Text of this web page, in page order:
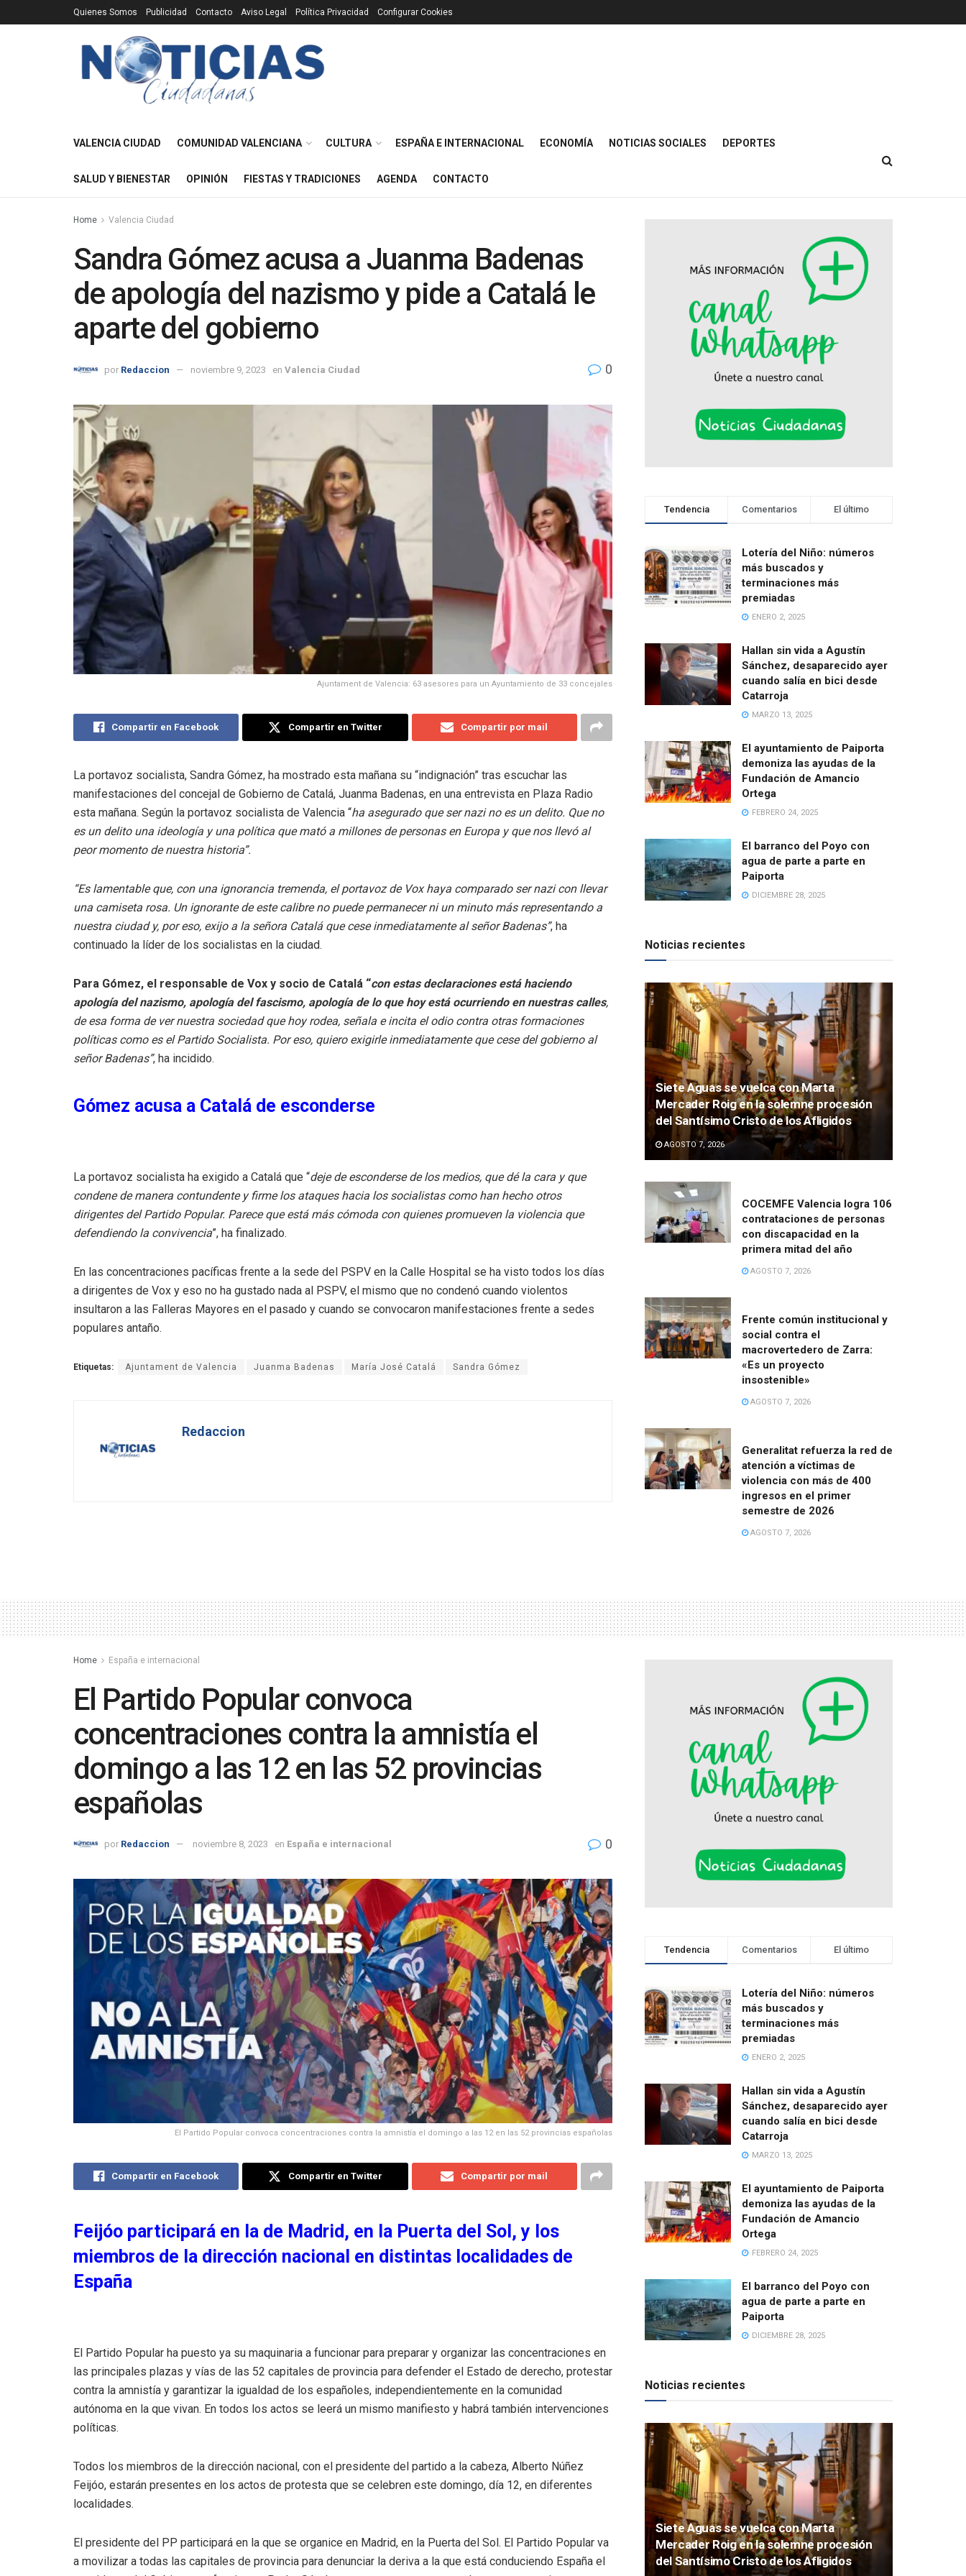
Quienes Somos Publicidad Contacto Aviso Legal Política Privacidad Configurar Cookies
VALENCIA CIUDAD COMUNIDAD VALENCIANA CULTURA ESPAÑA E INTERNACIONAL ECONOMÍA NOTICIAS SOCIALES DEPORTES
SALUD Y BIENESTAR OPINIÓN FIESTAS Y TRADICIONES AGENDA CONTACTO
Home Valencia Ciudad
Sandra Gómez acusa a Juanma Badenas
de apología del nazismo y pide a Catalá le
aparte del gobierno
por Redaccion noviembre 9, 2023 en Valencia Ciudad 0
Ajuntament de Valencia: 63 asesores para un Ayuntamiento de 33 concejales
Compartir en Facebook Compartir en Twitter Compartir por mail
La portavoz socialista, Sandra Gómez, ha mostrado esta mañana su “indignación” tras escuchar las
manifestaciones del concejal de Gobierno de Catalá, Juanma Badenas, en una entrevista en Plaza Radio
esta mañana. Según la portavoz socialista de Valencia “ha asegurado que ser nazi no es un delito. Que no
es un delito una ideología y una política que mató a millones de personas en Europa y que nos llevó al
peor momento de nuestra historia”.
“Es lamentable que, con una ignorancia tremenda, el portavoz de Vox haya comparado ser nazi con llevar
una camiseta rosa. Un ignorante de este calibre no puede permanecer ni un minuto más representando a
nuestra ciudad y, por eso, exijo a la señora Catalá que cese inmediatamente al señor Badenas”, ha
continuado la líder de los socialistas en la ciudad.
Para Gómez, el responsable de Vox y socio de Catalá “con estas declaraciones está haciendo
apología del nazismo, apología del fascismo, apología de lo que hoy está ocurriendo en nuestras calles,
de esa forma de ver nuestra sociedad que hoy rodea, señala e incita el odio contra otras formaciones
políticas como es el Partido Socialista. Por eso, quiero exigirle inmediatamente que cese del gobierno al
señor Badenas”, ha incidido.
Gómez acusa a Catalá de esconderse
La portavoz socialista ha exigido a Catalá que “deje de esconderse de los medios, que dé la cara y que
condene de manera contundente y firme los ataques hacia los socialistas como han hecho otros
dirigentes del Partido Popular. Parece que está más cómoda con quienes promueven la violencia que
defendiendo la convivencia”, ha finalizado.
En las concentraciones pacíficas frente a la sede del PSPV en la Calle Hospital se ha visto todos los días
a dirigentes de Vox y eso no ha gustado nada al PSPV, el mismo que no condenó cuando violentos
insultaron a las Falleras Mayores en el pasado y cuando se convocaron manifestaciones frente a sedes
populares antaño.
Etiquetas: Ajuntament de Valencia Juanma Badenas María José Catalá Sandra Gómez
Redaccion
Tendencia Comentarios El último
Lotería del Niño: números
más buscados y
terminaciones más
premiadas
ENERO 2, 2025
Hallan sin vida a Agustín
Sánchez, desaparecido ayer
cuando salía en bici desde
Catarroja
MARZO 13, 2025
El ayuntamiento de Paiporta
demoniza las ayudas de la
Fundación de Amancio
Ortega
FEBRERO 24, 2025
El barranco del Poyo con
agua de parte a parte en
Paiporta
DICIEMBRE 28, 2025
Noticias recientes
Siete Aguas se vuelca con Marta
Mercader Roig en la solemne procesión
del Santísimo Cristo de los Afligidos
AGOSTO 7, 2026
COCEMFE Valencia logra 106
contrataciones de personas
con discapacidad en la
primera mitad del año
AGOSTO 7, 2026
Frente común institucional y
social contra el
macrovertedero de Zarra:
«Es un proyecto
insostenible»
AGOSTO 7, 2026
Generalitat refuerza la red de
atención a víctimas de
violencia con más de 400
ingresos en el primer
semestre de 2026
AGOSTO 7, 2026
Home España e internacional
El Partido Popular convoca
concentraciones contra la amnistía el
domingo a las 12 en las 52 provincias
españolas
por Redaccion noviembre 8, 2023 en España e internacional 0
El Partido Popular convoca concentraciones contra la amnistía el domingo a las 12 en las 52 provincias españolas
Compartir en Facebook Compartir en Twitter Compartir por mail
Feijóo participará en la de Madrid, en la Puerta del Sol, y los
miembros de la dirección nacional en distintas localidades de
España
El Partido Popular ha puesto ya su maquinaria a funcionar para preparar y organizar las concentraciones en
las principales plazas y vías de las 52 capitales de provincia para defender el Estado de derecho, protestar
contra la amnistía y garantizar la igualdad de los españoles, independientemente en la comunidad
autónoma en la que vivan. En todos los actos se leerá un mismo manifiesto y habrá también intervenciones
políticas.
Todos los miembros de la dirección nacional, con el presidente del partido a la cabeza, Alberto Núñez
Feijóo, estarán presentes en los actos de protesta que se celebren este domingo, día 12, en diferentes
localidades.
El presidente del PP participará en la que se organice en Madrid, en la Puerta del Sol. El Partido Popular va
a movilizar a todas las capitales de provincia para denunciar la deriva a la que está conduciendo España el
Tendencia Comentarios El último
Lotería del Niño: números
más buscados y
terminaciones más
premiadas
ENERO 2, 2025
Hallan sin vida a Agustín
Sánchez, desaparecido ayer
cuando salía en bici desde
Catarroja
MARZO 13, 2025
El ayuntamiento de Paiporta
demoniza las ayudas de la
Fundación de Amancio
Ortega
FEBRERO 24, 2025
El barranco del Poyo con
agua de parte a parte en
Paiporta
DICIEMBRE 28, 2025
Noticias recientes
Siete Aguas se vuelca con Marta
Mercader Roig en la solemne procesión
del Santísimo Cristo de los Afligidos